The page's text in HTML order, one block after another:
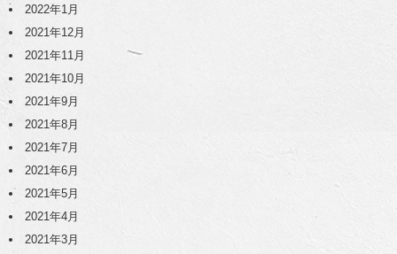
2022年1月
2021年12月
2021年11月
2021年10月
2021年9月
2021年8月
2021年7月
2021年6月
2021年5月
2021年4月
2021年3月